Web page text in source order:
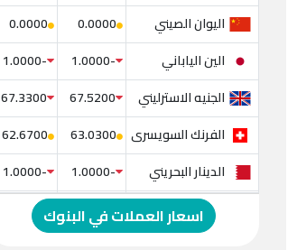
اليوان الصيني
0.0000
0.0000
الين الياباني
-1.0000
-1.0000
الجنيه الاسترليني
67.5200
67.3300
الفرنك السويسرى
63.0300
62.6700
الدينار البحريني
-1.0000
-1.0000
الدولار الإسترالي
-1.0000
-1.0000اسعار العملات في البنوك